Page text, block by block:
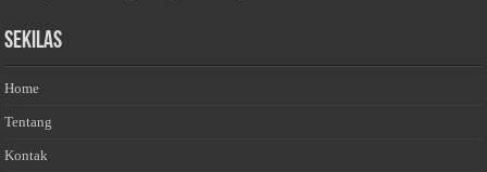
Sekilas
Home
Tentang
Kontak